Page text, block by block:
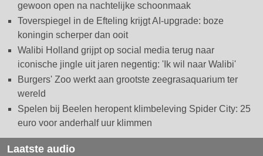
gewoon open na nachtelijke schoonmaak
Toverspiegel in de Efteling krijgt AI-upgrade: boze
koningin scherper dan ooit
Walibi Holland grijpt op social media terug naar
iconische jingle uit jaren negentig: 'Ik wil naar Walibi'
Burgers' Zoo werkt aan grootste zeegrasaquarium ter
wereld
Spelen bij Beelen heropent klimbeleving Spider City: 25
euro voor anderhalf uur klimmen
Laatste audio